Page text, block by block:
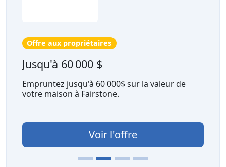
Offre aux propriétaires
Jusqu'à 60 000 $
Empruntez jusqu'à 60 000$ sur la valeur de
votre maison à Fairstone.
Voir l'offre